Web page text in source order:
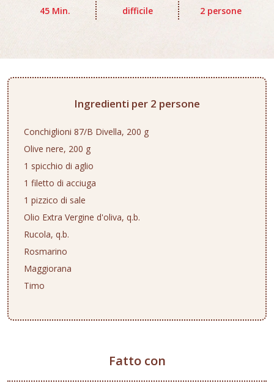
45 Min. difficile 2 persone
Ingredienti per 2 persone
Conchiglioni 87/B Divella, 200 g
Olive nere, 200 g
1 spicchio di aglio
1 filetto di acciuga
1 pizzico di sale
Olio Extra Vergine d'oliva, q.b.
Rucola, q.b.
Rosmarino
Maggiorana
Timo
Fatto con